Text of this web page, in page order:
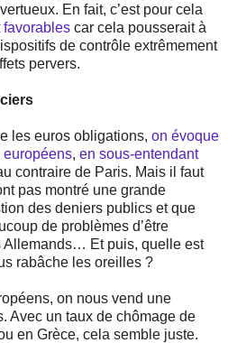
En fait, c’est pour cela
favorables car cela pousserait à
de contrôle extrêmement
pervers.
les euros obligations, on évoque
européens, en sous-entendant
contraire de Paris. Mais il faut
pas montré une grande
des deniers publics et que
de problèmes d’être
Allemands… Et puis, quelle est
rabâche les oreilles ?
on nous vend une
Avec un taux de chômage de
en Grèce, cela semble juste.